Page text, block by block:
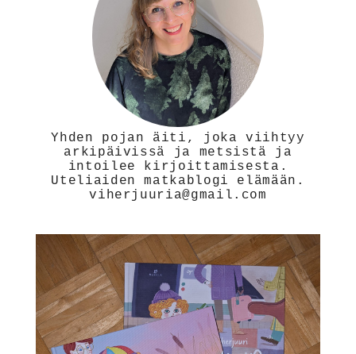
Yhden pojan äiti, joka viihtyy
arkipäivissä ja metsistä ja
intoilee kirjoittamisesta.
Uteliaiden matkablogi elämään.
viherjuuria@gmail.com